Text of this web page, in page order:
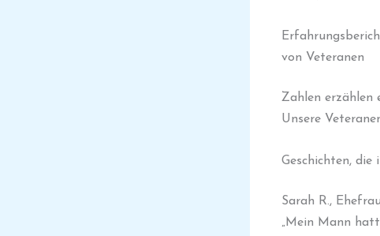
von Veteranen
Zahlen erzählen
Unsere
Geschichten, die
Sarah R.,
„Mein Mann